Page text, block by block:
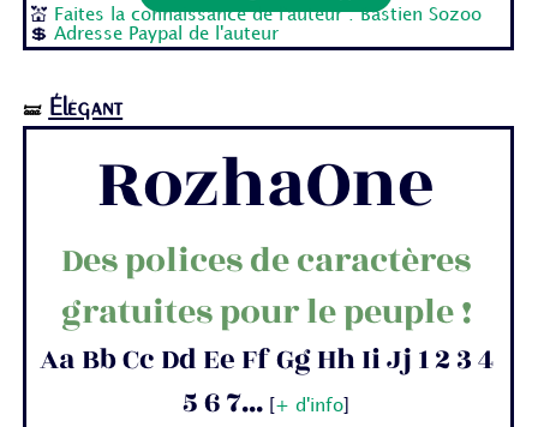
💒
Faites la connaissance de l'auteur : Bastien Sozoo
💲Adresse Paypal de l'auteur
🝛 Élégant
RozhaOne
Des polices de caractères
gratuites pour le peuple !
Aa Bb Cc Dd Ee Ff Gg Hh Ii Jj 1 2 3 4
5 6 7...
+ d'info